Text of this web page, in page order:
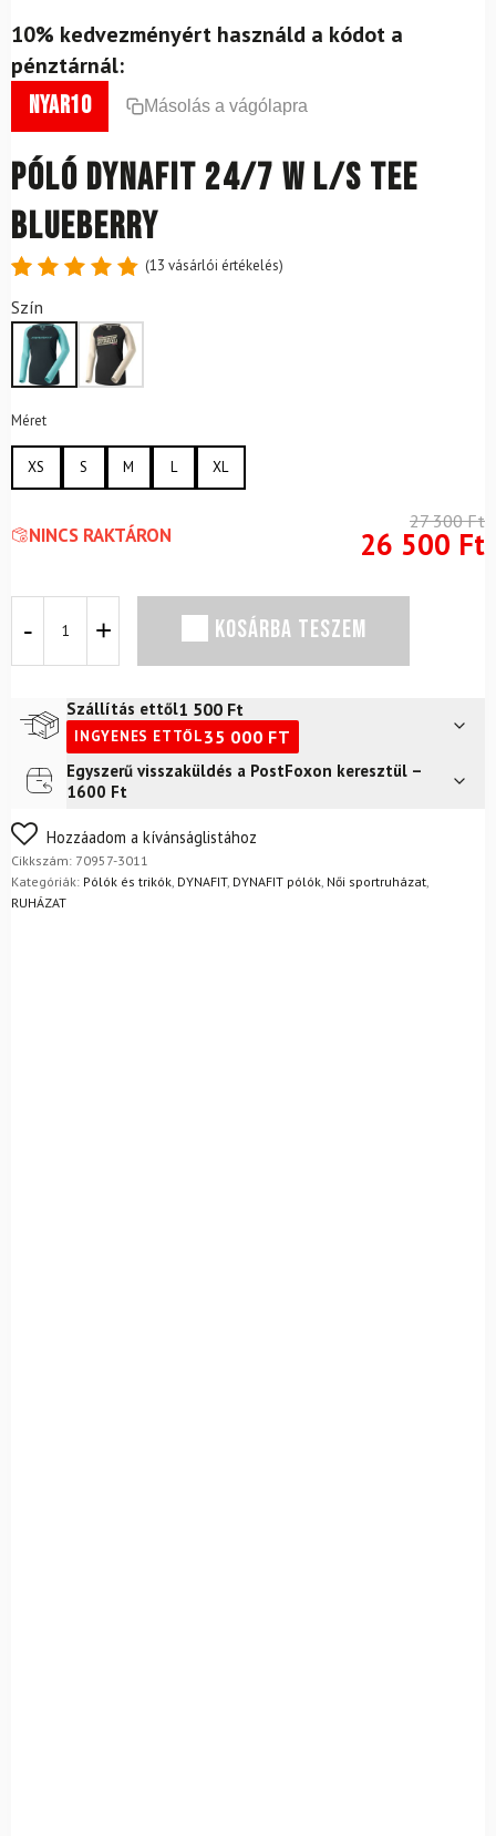
10% kedvezményért használd a kódot a
pénztárnál:
nyar10 Másolás a vágólapra
Póló DYNAFIT 24/7 W L/S TEE
Blueberry
4.85
5-ből,
értékelés
alapján
(13 vásárlói értékelés)
Szín
Méret
XS S M L XL
NINCS RAKTÁRON
27 300Ft
26 500 Ft
DYNAFIT
TEE
Blueberry
mennyiség
KOSÁRBA TESZEM
Szállítás ettől1 500 Ft
INGYENES ETTŐL35 000 FT
Futár a címre2 400
FoxPost
Egyszerű visszaküldés a PostFoxon keresztül –
1600 Ft
Nem biztos a választásában? Semmi gond – a terméket
egyszerűen visszaküldheti 14 napon belül, indoklás nélkül.
Mik a visszaküldés feltételei?
Hozzáadom a kívánságlistához
Cikkszám: 70957-3011
Kategóriák: Pólók és trikók DYNAFIT, DYNAFIT pólók Női sportruházat
RUHÁZAT